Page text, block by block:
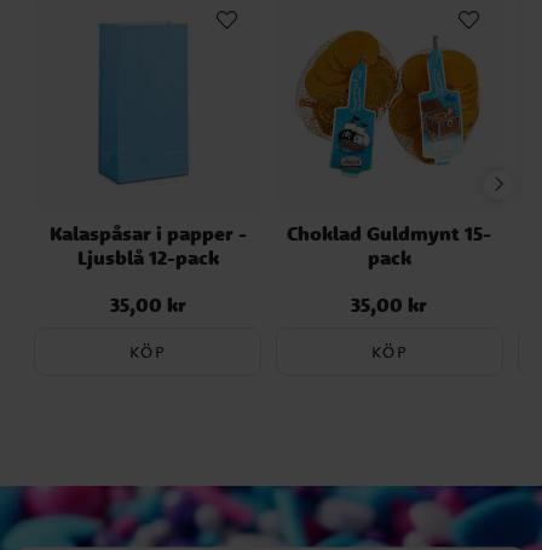
Kalaspåsar i papper -
Ljusblå 12-pack
Pris:35,00 kr
35,00 kr
KÖP
Choklad Guldmynt 15-
pack
Pris:35,00 kr
35,00 kr
KÖP